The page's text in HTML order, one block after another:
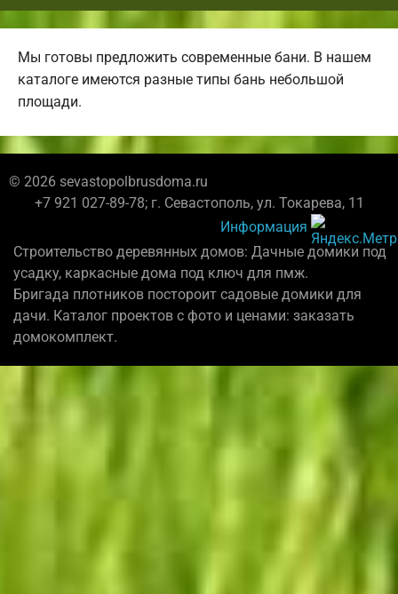
Мы готовы предложить современные бани. В нашем
каталоге имеются разные типы бань небольшой
площади.
© 2026 sevastopolbrusdoma.ru
+7 921 027-89-78; г. Севастополь, ул. Токарева, 11
Информация
Строительство деревянных домов: Дачные домики под
усадку, каркасные дома под ключ для пмж.
Бригада плотников постороит садовые домики для
дачи. Каталог проектов с фото и ценами: заказать
домокомплект.